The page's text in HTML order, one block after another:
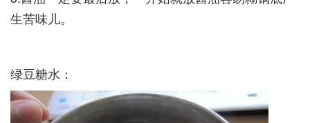
生苦味儿。­
绿豆糖水：­